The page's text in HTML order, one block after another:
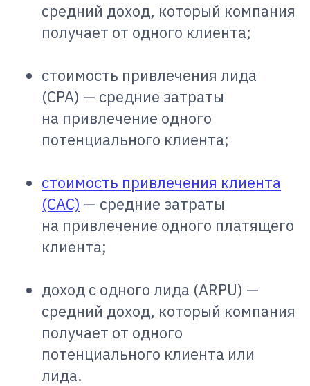
средний доход, который компания
получает от одного клиента;
стоимость привлечения лида
(CPA) — средние затраты
на привлечение одного
потенциального клиента;
стоимость привлечения клиента
(CAC) — средние затраты
на привлечение одного платящего
клиента;
доход с одного лида (ARPU) —
средний доход, который компания
получает от одного
потенциального клиента или
лида.